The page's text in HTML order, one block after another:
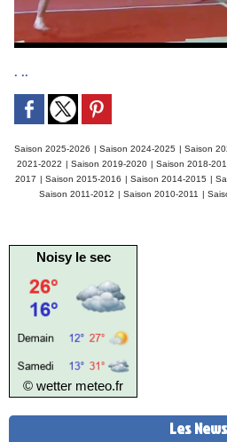
. ..
Saison 2025-2026 | Saison 2024-2025 | Saison
2021-2022 | Saison 2019-2020 | Saison 2018-
2017 | Saison 2015-2016 | Saison 2014-2015 |
Saison 2011-2012 | Saison 2010-2011 |
Noisy le sec
© wetter meteo.fr
Les News